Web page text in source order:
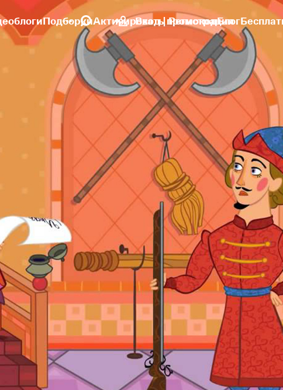
ПодборкиАктивировать промокодБлог
Вход | Регистрация